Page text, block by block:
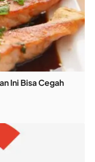
Ini Bisa Cegah